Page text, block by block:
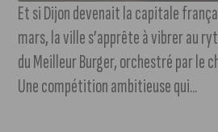
Et si Dijon devenait la capitale
mars, la ville s’apprête à vibrer au
du Meilleur Burger, orchestré par le
Une compétition ambitieuse qui...